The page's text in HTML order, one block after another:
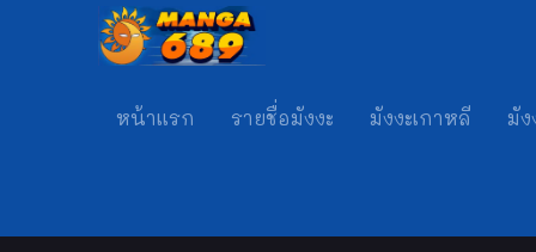
หน้าแรก รายชื่อมังงะ มังงะเกาหลี มั